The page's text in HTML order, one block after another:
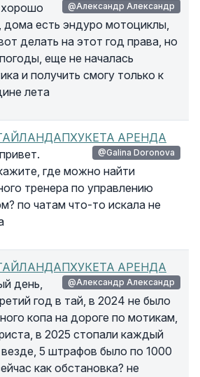
@Александр Александр
хорошо
дома есть эндуро мотоциклы,
делать на этот год права, но
еще не началась
и получить смогу только к
лета
АРЕНДА
@Galina Dоronova
где можно найти
тренера по управлению
по чатам что-то искала не
АРЕНДА
@Александр Александр
день,
год в тай, в 2024 не было
копа на дороге по мотикам,
в 2025 стопали каждый
5 штрафов было по 1000
как обстановка? не